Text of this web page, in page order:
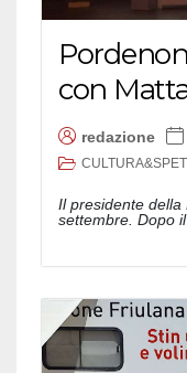
con
redazione
Il presidente della
settembre. Dopo